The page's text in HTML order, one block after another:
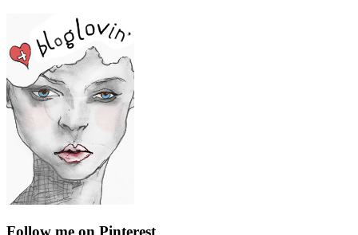
Follow me on Pinterest